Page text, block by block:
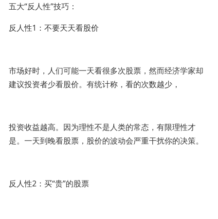
五大“反人性”技巧：
反人性1：不要天天看股价
市场好时，人们可能一天看很多次股票，然而经济学家却
建议投资者少看股价。有统计称，看的次数越少，
投资收益越高。因为理性不是人类的常态，有限理性才
是。一天到晚看股票，股价的波动会严重干扰你的决策。
反人性2：买“贵”的股票